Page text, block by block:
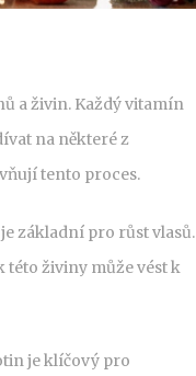
a živin. Každý vitamín
na některé z
tento proces.
základní pro růst vlasů.
této živiny může vést k
je klíčový pro